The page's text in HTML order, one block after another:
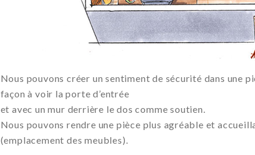
Nous pouvons créer un sentiment de sécurité dans une
façon à voir la porte d’entrée
et avec un mur derrière le dos comme soutien.
Nous pouvons rendre une pièce plus agréable et
(emplacement des meubles).